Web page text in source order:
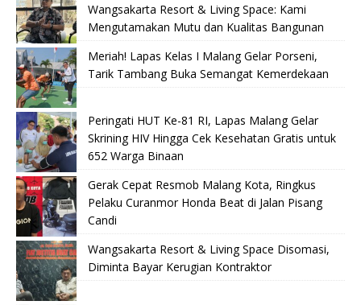
Wangsakarta Resort & Living Space: Kami
Mengutamakan Mutu dan Kualitas Bangunan
Meriah! Lapas Kelas I Malang Gelar Porseni,
Tarik Tambang Buka Semangat Kemerdekaan
Peringati HUT Ke-81 RI, Lapas Malang Gelar
Skrining HIV Hingga Cek Kesehatan Gratis untuk
652 Warga Binaan
Gerak Cepat Resmob Malang Kota, Ringkus
Pelaku Curanmor Honda Beat di Jalan Pisang
Candi
Wangsakarta Resort & Living Space Disomasi,
Diminta Bayar Kerugian Kontraktor